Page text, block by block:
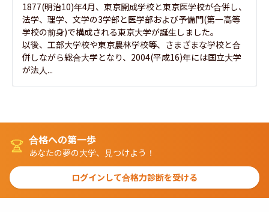
1877(明治10)年4月、東京開成学校と東京医学校が合併し、
法学、理学、文学の3学部と医学部および予備門(第一高等
学校の前身)で構成される東京大学が誕生しました。
以後、工部大学校や東京農林学校等、さまざまな学校と合
併しながら総合大学となり、2004(平成16)年には国立大学
が法人...
合格への第一歩
あなたの夢の大学、見つけよう！
ログインして合格力診断を受ける